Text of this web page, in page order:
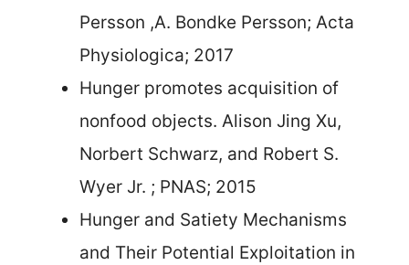
Persson ,A. Bondke Persson; Acta
Physiologica; 2017
Hunger promotes acquisition of
nonfood objects. Alison Jing Xu,
Norbert Schwarz, and Robert S.
Wyer Jr. ; PNAS; 2015
Hunger and Satiety Mechanisms
and Their Potential Exploitation in